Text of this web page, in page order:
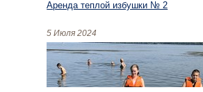
Аренда теплой избушки № 2
5 Июля 2024